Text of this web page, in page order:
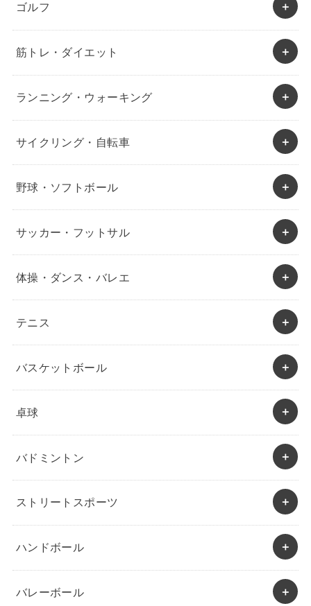
ゴルフ
筋トレ・ダイエット
ランニング・ウォーキング
サイクリング・自転車
野球・ソフトボール
サッカー・フットサル
体操・ダンス・バレエ
テニス
バスケットボール
卓球
バドミントン
ストリートスポーツ
ハンドボール
バレーボール